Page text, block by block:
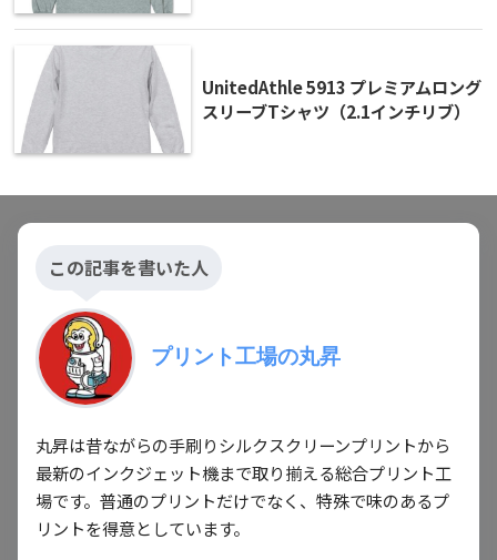
UnitedAthle 5913 プレミアムロング
スリーブTシャツ（2.1インチリブ）
この記事を書いた人
プリント工場の丸昇
丸昇は昔ながらの手刷りシルクスクリーンプリントから
最新のインクジェット機まで取り揃える総合プリント工
場です。普通のプリントだけでなく、特殊で味のあるプ
リントを得意としています。